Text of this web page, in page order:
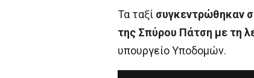
Τα ταξί συγκεντρώθηκαν
της Σπύρου Πάτση με τη
υπουργείο Υποδομών.